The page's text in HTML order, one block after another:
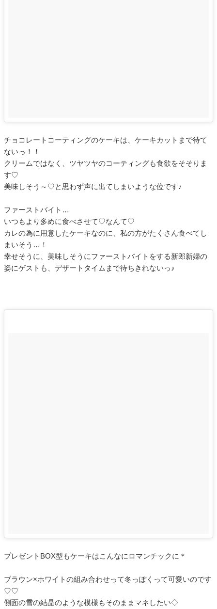
チョコレートコーティングのケーキは、ケーキカットまで待て
ないっ！！
クリームではなく、ツヤツヤのコーティングも食欲をそそりま
す♡
美味しそう～♡と思わず声に出てしまいような位です♪
ファーストバイト…
いつもより多めに食べさせて♡なんて♡
カレの為に用意したケーキなのに、私の方がたくさん食べてし
まいそう…！
幸せそうに、美味しそうにファーストバイトをする新郎新婦の
姿にゲストも、デザートタイムまで待ちきれないっ♪
プレゼントBOX型もケーキはこんなにロマンチックに＊
ブラウン×ホワイトの組み合わせって冬っぽくって可愛いのです
♡♡
側面の雪の結晶のような模様もそのままマネしたい◇